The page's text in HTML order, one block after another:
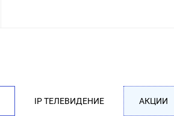
IP ТЕЛЕВИДЕНИЕ АКЦИИ